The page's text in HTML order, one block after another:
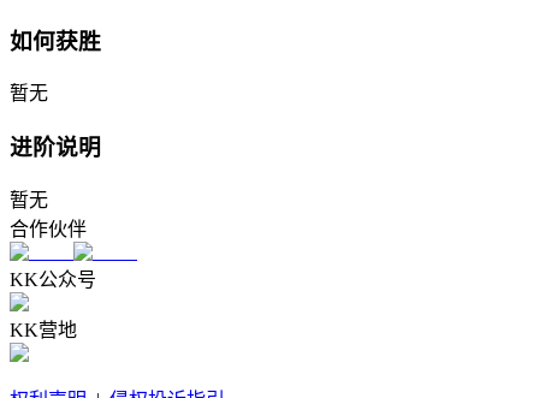
如何获胜
暂无
进阶说明
暂无
合作伙伴
KK公众号
KK营地